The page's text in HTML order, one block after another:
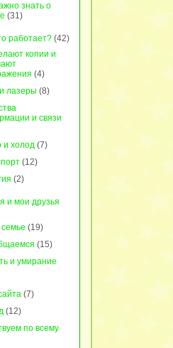
знать о
(31)
работает?(42)
копии и
(4)
лазеры (8)
и связи
и холод(7)
(12)
(2)
и мои друзья
(19)
(15)
и умирание
(7)
(12)
по всему